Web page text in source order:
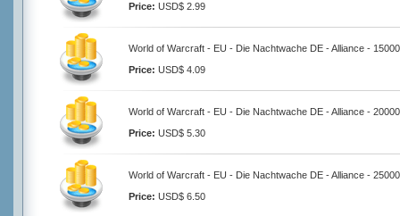
Price: USD$ 2.99
World of Warcraft - EU - Die Nachtwache DE - Alliance -
Price: USD$ 4.09
World of Warcraft - EU - Die Nachtwache DE - Alliance -
Price: USD$ 5.30
World of Warcraft - EU - Die Nachtwache DE - Alliance -
Price: USD$ 6.50